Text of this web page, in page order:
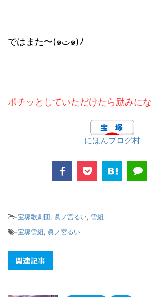
ではまた〜(๑ت๑)ﾉ
ポチッとしていただけたら励みに
にほんブログ村
-宝塚歌劇団, 眞ノ宮るい, 雪組
-宝塚雪組, 眞ノ宮るい
関連記事